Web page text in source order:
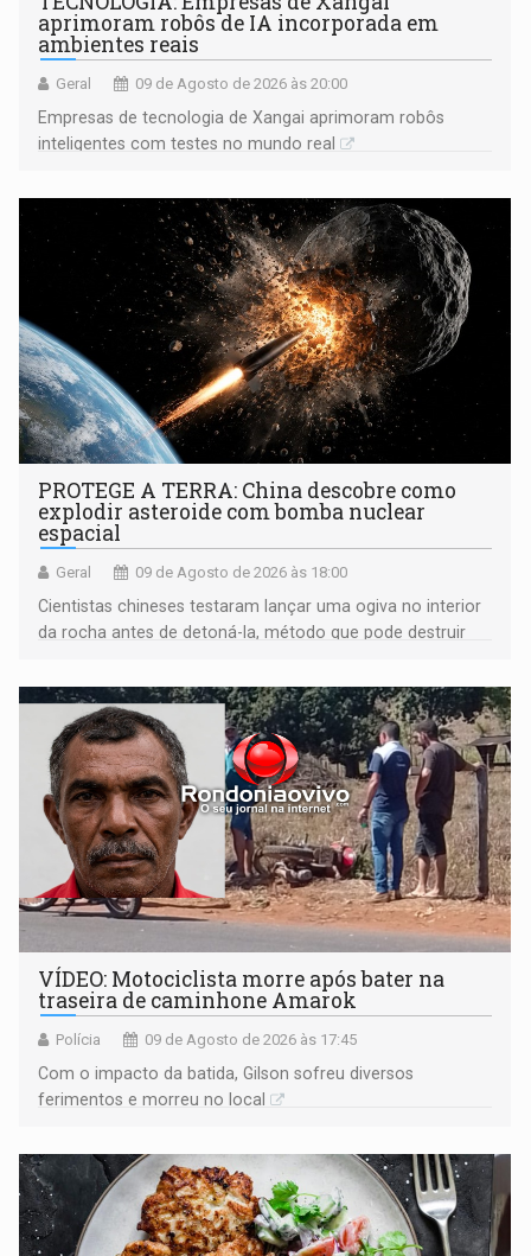
aprimoram robôs de IA incorporada em
ambientes reais
Geral 09 de Agosto de 2026 às 20:00
Empresas de tecnologia de Xangai aprimoram robôs
inteligentes com testes no mundo real
PROTEGE A TERRA: China descobre como
explodir asteroide com bomba nuclear
espacial
Geral 09 de Agosto de 2026 às 18:00
Cientistas chineses testaram lançar uma ogiva no interior
da rocha antes de detoná-la, método que pode destruir
VÍDEO: Motociclista morre após bater na
traseira de caminhone Amarok
Polícia 09 de Agosto de 2026 às 17:45
​Com o impacto da batida, Gilson sofreu diversos
ferimentos e morreu no local